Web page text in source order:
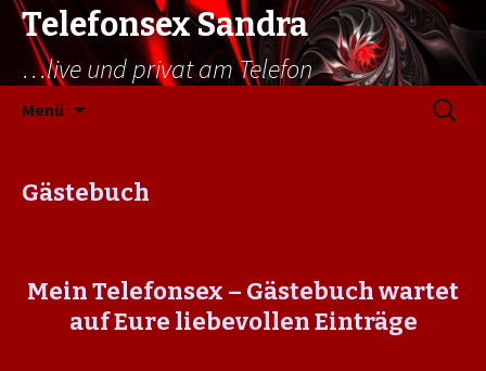
Telefonsex Sandra
…live und privat am Telefon
Menü
Suchen
nach:
Gästebuch
Mein Telefonsex – Gästebuch wartet
auf Eure liebevollen Einträge